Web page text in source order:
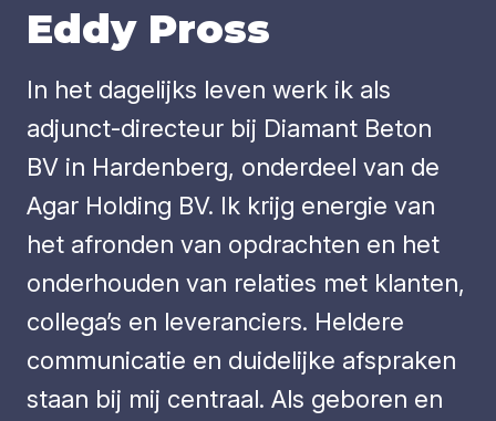
Eddy Pross
In het dagelijks leven werk ik als
adjunct-directeur bij Diamant Beton
BV in Hardenberg, onderdeel van de
Agar Holding BV. Ik krijg energie van
het afronden van opdrachten en het
onderhouden van relaties met klanten,
collega’s en leveranciers. Heldere
communicatie en duidelijke afspraken
staan bij mij centraal. Als geboren en